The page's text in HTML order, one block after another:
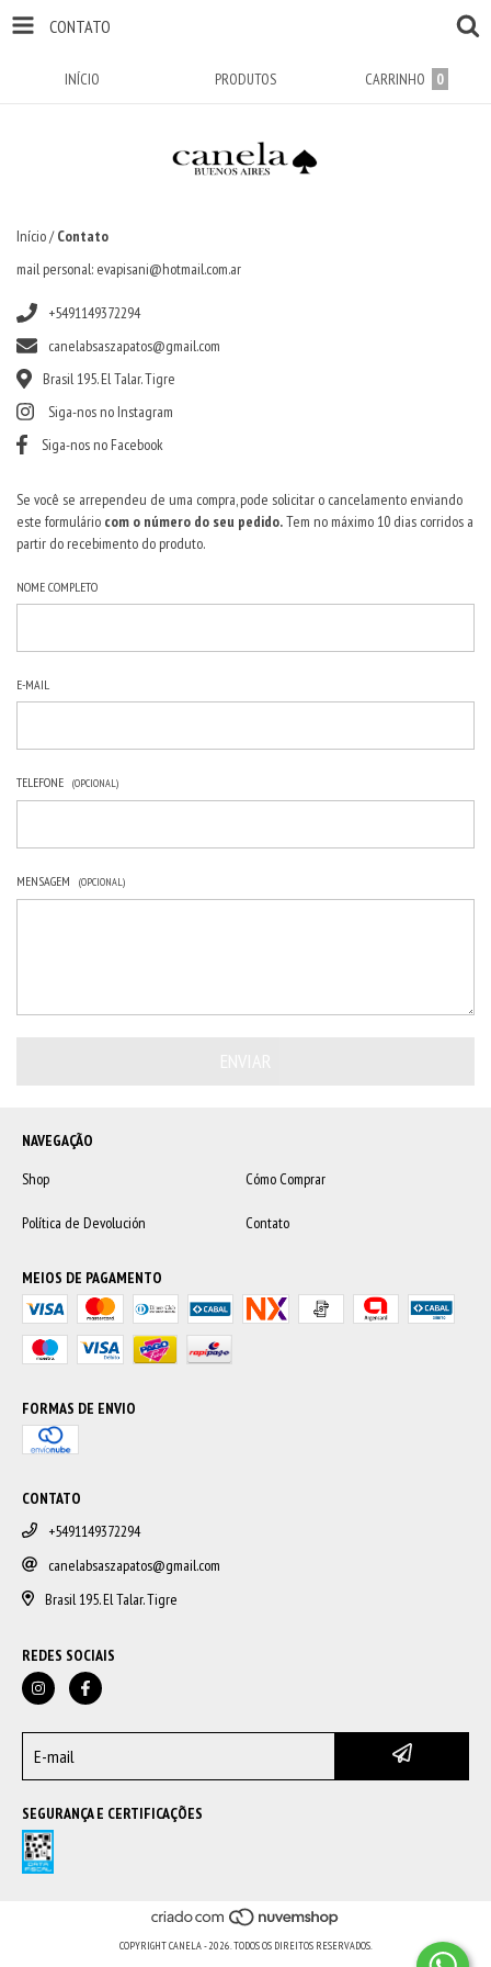
CONTATO
INÍCIO PRODUTOS CARRINHO 0
Início/ Contato
mail personal: evapisani@hotmail.com.ar
+5491149372294
canelabsaszapatos@gmail.com
Brasil 195. El Talar. Tigre
Siga-nos no Instagram
Siga-nos no Facebook
Se você se arrependeu de uma compra, pode solicitar o cancelamento enviando
este formulário com o número do seu pedido.Tem no máximo 10 dias corridos a
partir do recebimento do produto.
NOME COMPLETO
E-MAIL
TELEFONE (OPCIONAL)
MENSAGEM (OPCIONAL)
NAVEGAÇÃO
Shop
Cómo Comprar
Política de Devolución Contato
MEIOS DE PAGAMENTO
FORMAS DE ENVIO
CONTATO
+5491149372294
canelabsaszapatos@gmail.com
Brasil 195. El Talar. Tigre
REDES SOCIAIS
SEGURANÇA E CERTIFICAÇÕES
COPYRIGHT CANELA - 2026. TODOS OS DIREITOS RESERVADOS.